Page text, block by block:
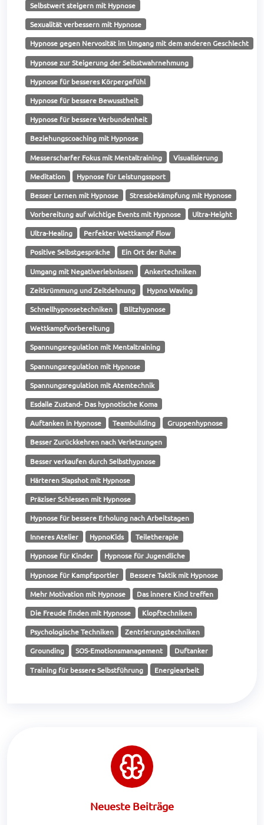
Selbstwert steigern mit Hypnose
Sexualität verbessern mit Hypnose
Hypnose gegen Nervosität im Umgang mit dem anderen Geschlecht
Hypnose zur Steigerung der Selbstwahrnehmung
Hypnose für besseres Körpergefühl
Hypnose für bessere Bewusstheit
Hypnose für bessere Verbundenheit
Beziehungscoaching mit Hypnose
Messerscharfer Fokus mit Mentaltraining Visualisierung
Meditation Hypnose für Leistungssport
Besser Lernen mit Hypnose Stressbekämpfung mit Hypnose
Vorbereitung auf wichtige Events mit Hypnose Ultra-Height
Ultra-Healing Perfekter Wettkampf Flow
Positive Selbstgespräche Ein Ort der Ruhe
Umgang mit Negativerlebnissen Ankertechniken
Zeitkrümmung und Zeitdehnung Hypno Waving
Schnellhypnosetechniken Blitzhypnose
Wettkampfvorbereitung
Spannungsregulation mit Mentaltraining
Spannungsregulation mit Hypnose
Spannungsregulation mit Atemtechnik
Esdaile Zustand- Das hypnotische Koma
Auftanken in Hypnose Teambuilding Gruppenhypnose
Besser Zurückkehren nach Verletzungen
Besser verkaufen durch Selbsthypnose
Härteren Slapshot mit Hypnose
Präziser Schiessen mit Hypnose
Hypnose für bessere Erholung nach Arbeitstagen
Inneres Atelier HypnoKids Teiletherapie
Hypnose für Kinder Hypnose für Jugendliche
Hypnose für Kampfsportler Bessere Taktik mit Hypnose
Mehr Motivation mit Hypnose Das innere Kind treffen
Die Freude finden mit Hypnose Klopftechniken
Psychologische Techniken Zentrierungstechniken
Grounding SOS-Emotionsmanagement Duftanker
Training für bessere Selbstführung Energiearbeit
Neueste Beiträge